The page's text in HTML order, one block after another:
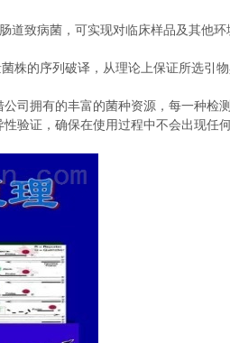
道致病菌，可实现对临床样品及其他
株的序列破译，从理论上保证所选引
司拥有的丰富的菌种资源，每一种检
验证，确保在使用过程中不会出现任